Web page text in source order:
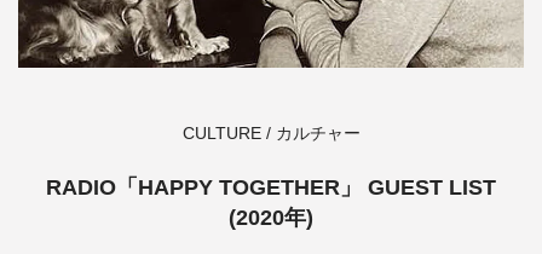
CULTURE / カルチャー
RADIO「HAPPY TOGETHER」 GUEST LIST
(2020年)